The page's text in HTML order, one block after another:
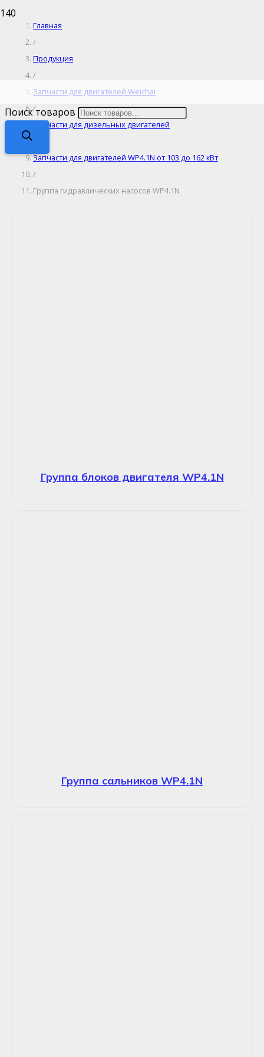
Поиск товаров
Главная
/
Продукция
/
Запчасти для двигателей Weichai
/
Запчасти для дизельных двигателей
Запчасти для двигателей WP4.1N от 103 до 162 кВт
/
Группа гидравлических насосов WP4.1N
Группа блоков двигателя WP4.1N
Группа сальников WP4.1N